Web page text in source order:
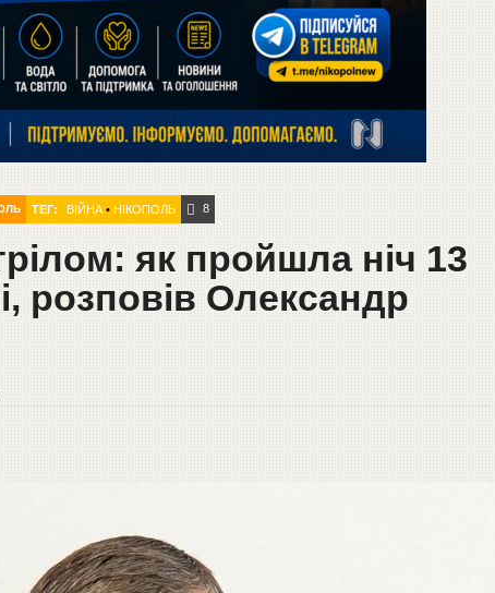
ТЕГ: ВІЙНА• НІКОПОЛЬ 8
як пройшла ніч 13
розповів Олександр